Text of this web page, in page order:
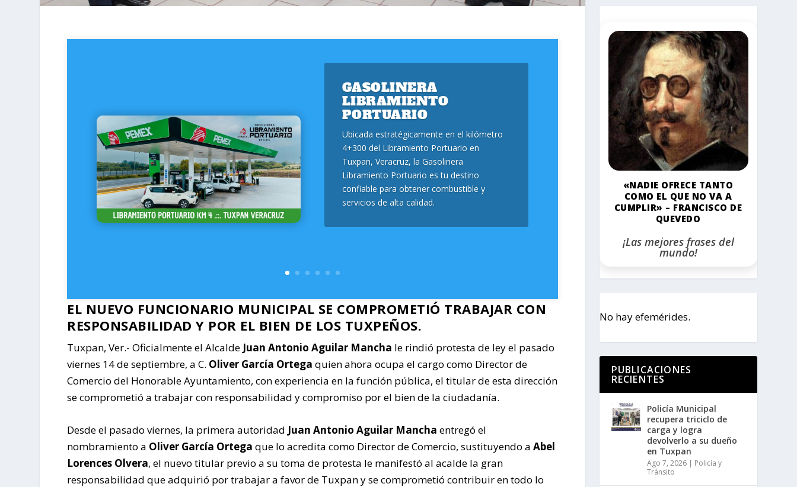
GASOLINERA
LIBRAMIENTO
PORTUARIO
Ubicada estratégicamente en el kilómetro
4+300 del Libramiento Portuario en
Tuxpan, Veracruz, la Gasolinera
Libramiento Portuario es tu destino
confiable para obtener combustible y
servicios de alta calidad.
EL NUEVO FUNCIONARIO MUNICIPAL SE COMPROMETIÓ TRABAJAR CON
RESPONSABILIDAD Y POR EL BIEN DE LOS TUXPEÑOS.
Tuxpan, Ver.- Oficialmente el Alcalde Juan Antonio Aguilar Mancha le rindió protesta de ley el pasado
viernes 14 de septiembre, a C. Oliver García Ortega quien ahora ocupa el cargo como Director de
Comercio del Honorable Ayuntamiento, con experiencia en la función pública, el titular de esta dirección
se comprometió a trabajar con responsabilidad y compromiso por el bien de la ciudadanía.
Desde el pasado viernes, la primera autoridad Juan Antonio Aguilar Mancha entregó el
nombramiento a Oliver García Ortega que lo acredita como Director de Comercio, sustituyendo aAbel
Lorences Olvera, el nuevo titular previo a su toma de protesta le manifestó al acalde la gran
responsabilidad que adquirió por trabajar a favor de Tuxpan y se comprometió contribuir en todo lo
«NADIE OFRECE TANTO
COMO EL QUE NO VA A
CUMPLIR» – FRANCISCO DE
QUEVEDO
¡Las mejores frases del
mundo!
No hay efemérides.
PUBLICACIONES
RECIENTES
Policía Municipal
recupera triciclo de
carga y logra
devolverlo a su dueño
en Tuxpan
Ago 7, 2026| Policía y
Tránsito